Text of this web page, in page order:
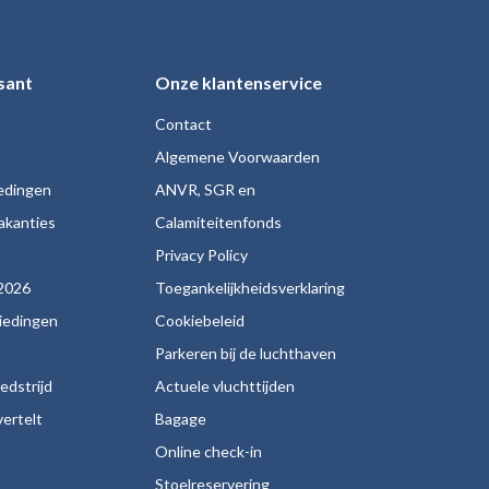
Onze klantenservice
Contact
Algemene Voorwaarden
ANVR, SGR en
Calamiteitenfonds
Privacy Policy
Toegankelijkheidsverklaring
Cookiebeleid
Parkeren bij de luchthaven
Actuele vluchttijden
Bagage
Online check-in
Stoelreservering